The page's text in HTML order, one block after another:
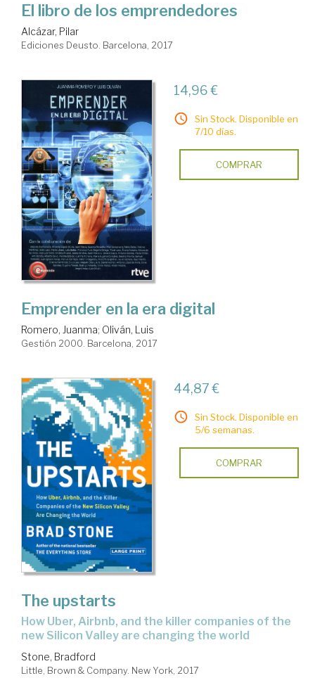
El libro de los emprendedores
Alcázar, Pilar
Ediciones Deusto. Barcelona, 2017
14,96 €
Sin Stock. Disponible en
7/10 días.
COMPRAR
Emprender en la era digital
Romero, Juanma; Oliván, Luis
Gestión 2000. Barcelona, 2017
44,87 €
Sin Stock. Disponible en
5/6 semanas.
COMPRAR
The upstarts
how Uber, Airbnb, and the killer companies of the
new Silicon Valley are changing the world
Stone, Bradford
Little, Brown & Company. New York, 2017